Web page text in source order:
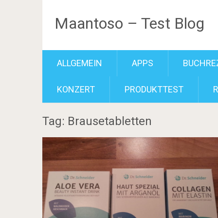
Maantoso – Test Blog
ALLGEMEIN APPS
KONZERT PRODUKTTEST
Tag: Brausetabletten